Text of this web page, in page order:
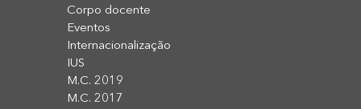
Corpo docente
Eventos
Internacionalização
IUS
M.C. 2019
M.C. 2017